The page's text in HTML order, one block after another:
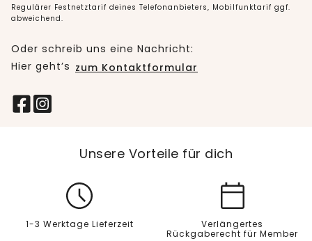
Regulärer Festnetztarif deines Telefonanbieters, Mobilfunktarif ggf.
abweichend.
Oder schreib uns eine Nachricht:
Hier geht’s zum Kontaktformular
Unsere Vorteile für dich
1-3 Werktage Lieferzeit
Verlängertes
Rückgaberecht für Member